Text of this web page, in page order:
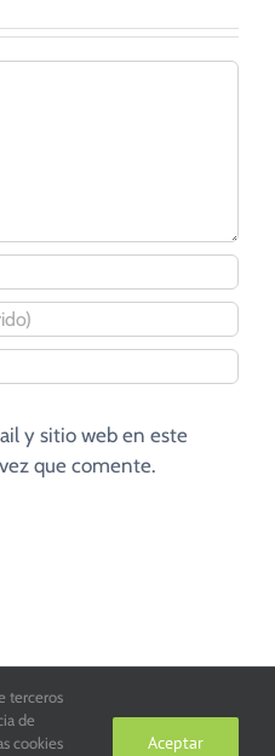
y sitio web en este
que comente.
de Toledo. Copyright 2016
terceros
de
cookies
Aceptar